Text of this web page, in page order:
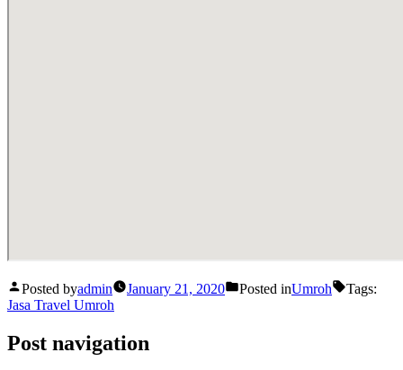
Posted byadmin January 21, 2020 Posted inUmroh
Tags:
Jasa Travel Umroh
Post navigation